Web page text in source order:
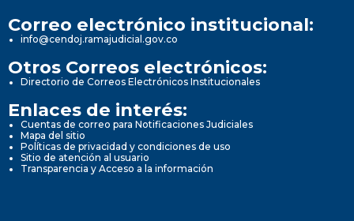
Correo electrónico institucional:
info@cendoj.ramajudicial.gov.co
Otros Correos electrónicos:
Directorio de Correos Electrónicos Institucionales
Enlaces de interés:
Cuentas de correo para Notificaciones Judiciales
Mapa del sitio
Políticas de privacidad y condiciones de uso
Sitio de atención al usuario
Transparencia y Acceso a la información